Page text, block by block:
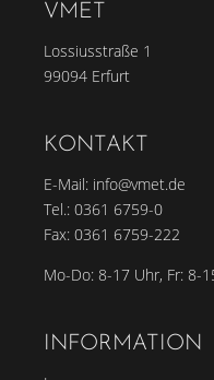
VMET
Lossiusstraße 1
99094 Erfurt
KONTAKT
E-Mail: info@vmet.de
Tel.: 0361 6759-0
Fax: 0361 6759-222
Mo-Do: 8-17 Uhr, Fr: 8-
INFORMATION